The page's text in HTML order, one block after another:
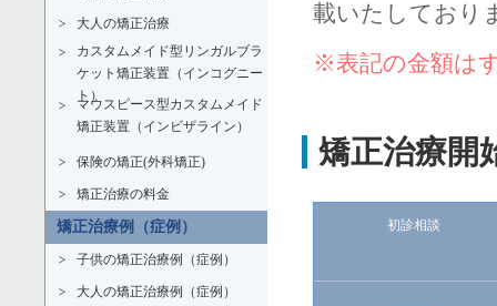
載いたしており
※表記の金額は
矯正治療開
初診相談
大人の矯正治療
カスタムメイド型リンガルブラ
ケット矯正装置（インコグニー
ト）
マウスピース型カスタムメイド
矯正装置（インビザライン）
保険の矯正(外科矯正)
矯正治療の料金
矯正治療例（症例）
子供の矯正治療例（症例）
大人の矯正治療例（症例）